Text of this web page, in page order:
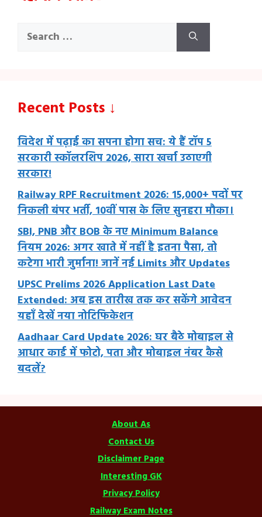
Search
Recent Posts ↓
विदेश में पढ़ाई का सपना होगा सच: ये हैं टॉप 5
सरकारी स्कॉलरशिप 2026, सारा खर्चा उठाएगी
सरकार!
Railway RPF Recruitment 2026: 15,000+ पदों पर
निकली बंपर भर्ती, 10वीं पास के लिए सुनहरा मौका।
SBI, PNB और BOB के नए Minimum Balance
नियम 2026: अगर खाते में नहीं है इतना पैसा, तो
कटेगा भारी जुर्माना! जानें नई Limits और Updates
UPSC Prelims 2026 Application Last Date
Extended: अब इस तारीख तक कर सकेंगे आवेदन
यहाँ देखें नया नोटिफिकेशन
Aadhaar Card Update 2026: घर बैठे मोबाइल से
आधार कार्ड में फोटो, पता और मोबाइल नंबर कैसे
बदलें?
About As
Contact Us
Disclaimer Page
Interesting GK
Privacy Policy
Railway Exam Notes